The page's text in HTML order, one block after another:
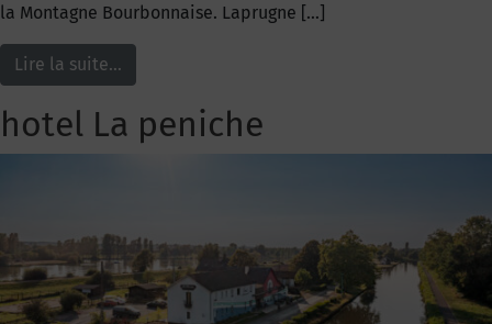
la Montagne Bourbonnaise. Laprugne […]
Lire la suite…
hotel La peniche